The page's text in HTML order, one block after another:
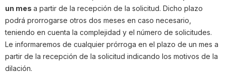
un mes a partir de la recepción de la solicitud. Dicho plazo
podrá prorrogarse otros dos meses en caso necesario,
teniendo en cuenta la complejidad y el número de solicitudes.
Le informaremos de cualquier prórroga en el plazo de un mes a
partir de la recepción de la solicitud indicando los motivos de la
dilación.